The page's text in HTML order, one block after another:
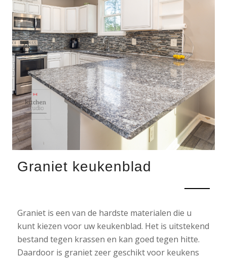
Graniet keukenblad
Graniet is een van de hardste materialen die u
kunt kiezen voor uw keukenblad. Het is uitstekend
bestand tegen krassen en kan goed tegen hitte.
Daardoor is graniet zeer geschikt voor keukens